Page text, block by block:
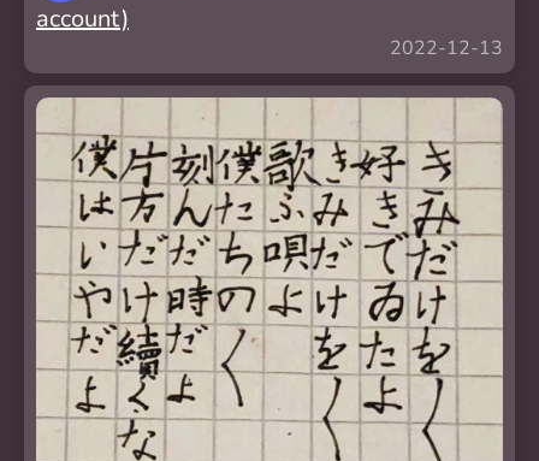
account)
2022-12-13